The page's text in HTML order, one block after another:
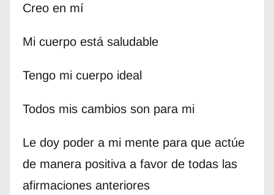
Creo en mí
Mi cuerpo está saludable
Tengo mi cuerpo ideal
Todos mis cambios son para mi
Le doy poder a mi mente para que actúe
de manera positiva a favor de todas las
afirmaciones anteriores